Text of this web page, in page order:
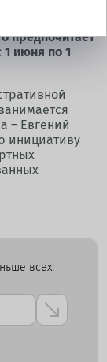
предпочитает
июня по 1
– Евгений
инициативу
всех!